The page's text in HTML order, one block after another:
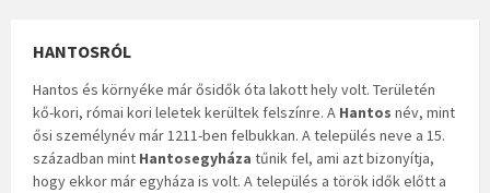
HANTOSRÓL
Hantos és környéke már ősidők óta lakott hely volt. Területén
kő-kori, római kori leletek kerültek felszínre. A Hantos név, mint
ősi személynév már 1211-ben felbukkan. A település neve a 15.
században mint Hantosegyháza tűnik fel, ami azt bizonyítja,
hogy ekkor már egyháza is volt. A település a török idők előtt a